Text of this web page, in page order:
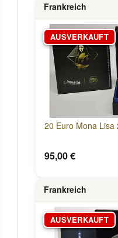
Frankreich
AUSVERKAUFT
20 Euro Mona Lisa
95,00 €
Frankreich
AUSVERKAUFT